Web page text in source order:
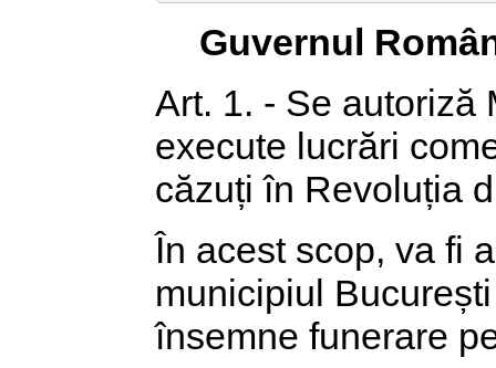
Guvernul
Art. 1. - Se autoriză
execute lucrări
căzuți în Revoluția
În acest scop, va fi
municipiul
însemne funerare